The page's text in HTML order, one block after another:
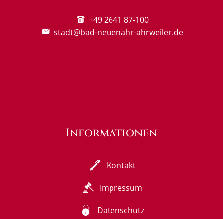
+49 2641 87-100
stadt@bad-neuenahr-ahrweiler.de
Informationen
Kontakt
Impressum
Datenschutz